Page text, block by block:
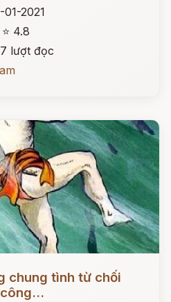
01-2021
⭐ 4.8
lượt đọc
chung tình từ chối